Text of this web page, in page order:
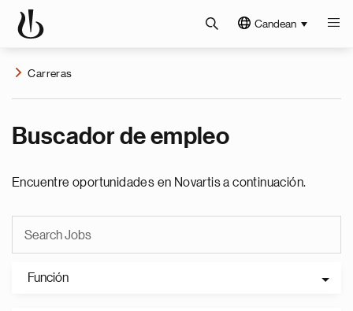
Candean
Carreras
Buscador de empleo
Encuentre oportunidades en Novartis a continuación.
Función